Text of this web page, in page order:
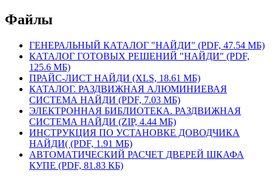
Файлы
ГЕНЕРАЛЬНЫЙ КАТАЛОГ "НАЙДИ" (PDF, 47.54 МБ)
КАТАЛОГ ГОТОВЫХ РЕШЕНИЙ "НАЙДИ" (PDF,
125.6 МБ)
ПРАЙС-ЛИСТ НАЙДИ (XLS, 18.61 МБ)
КАТАЛОГ. РАЗДВИЖНАЯ АЛЮМИНИЕВАЯ
СИСТЕМА НАЙДИ (PDF, 7.03 МБ)
ЭЛЕКТРОННАЯ БИБЛИОТЕКА. РАЗДВИЖНАЯ
СИСТЕМА НАЙДИ (ZIP, 4.44 МБ)
ИНСТРУКЦИЯ ПО УСТАНОВКЕ ДОВОДЧИКА
НАЙДИ( (PDF, 1.91 МБ)
АВТОМАТИЧЕСКИЙ РАСЧЕТ ДВЕРЕЙ ШКАФА
КУПЕ (PDF, 81.83 КБ)